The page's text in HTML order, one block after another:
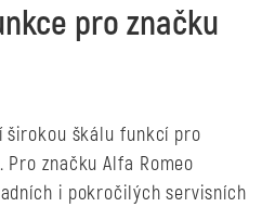
pro značku
širokou škálu funkcí pro
značku Alfa Romeo
i pokročilých servisních